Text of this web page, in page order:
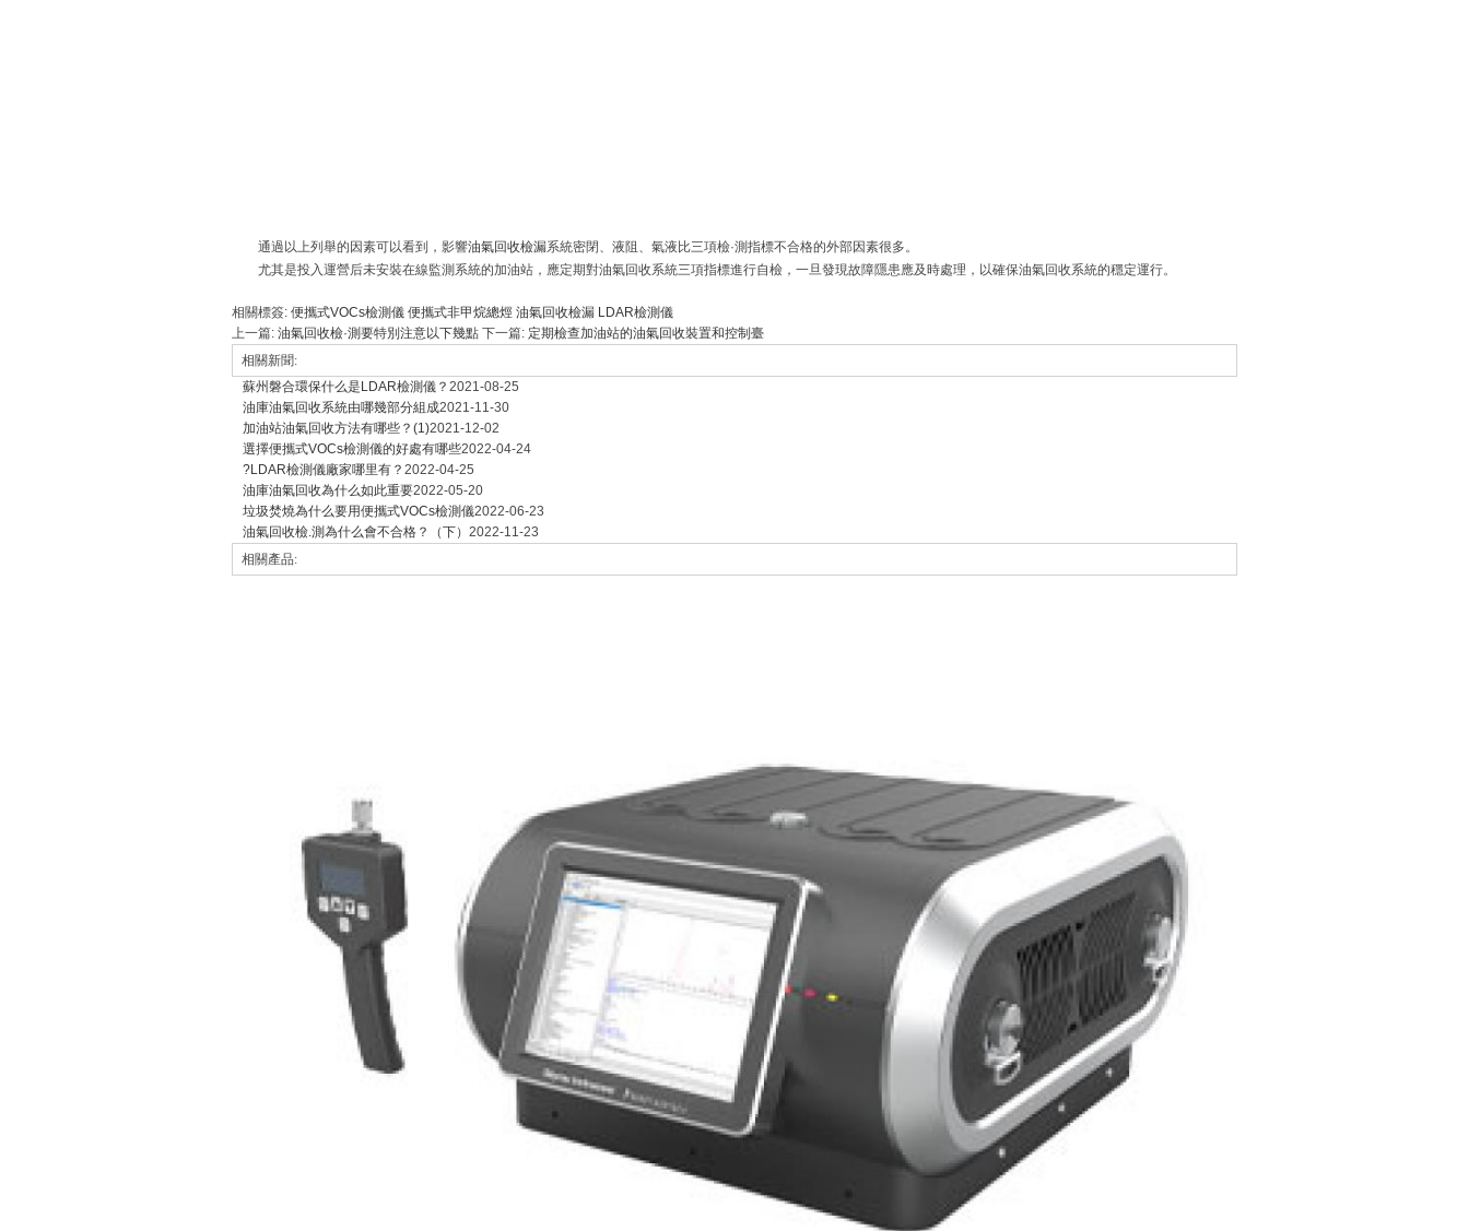
通過以上列舉的因素可以看到，影響油氣回收檢漏系統密閉、液阻、氣液比三項檢·測指標不合格的外部因素很多。
尤其是投入運營后未安裝在線監測系統的加油站，應定期對油氣回收系統三項指標進行自檢，一旦發現故障隱患應及時處理，以確保油氣回收系統的穩定運行。
相關標簽: 便攜式VOCs檢測儀 便攜式非甲烷總烴 油氣回收檢漏 LDAR檢測儀
上一篇: 油氣回收檢·測要特別注意以下幾點下一篇: 定期檢查加油站的油氣回收裝置和控制臺
相關新聞:
蘇州磐合環保什么是LDAR檢測儀？ 2021-08-25
油庫油氣回收系統由哪幾部分組成2021-11-30
加油站油氣回收方法有哪些？(1)2021-12-02
選擇便攜式VOCs檢測儀的好處有哪些2022-04-24
?LDAR檢測儀廠家哪里有？ 2022-04-25
油庫油氣回收為什么如此重要2022-05-20
垃圾焚燒為什么要用便攜式VOCs檢測儀2022-06-23
油氣回收檢.測為什么會不合格？（下） 2022-11-23
相關產品: